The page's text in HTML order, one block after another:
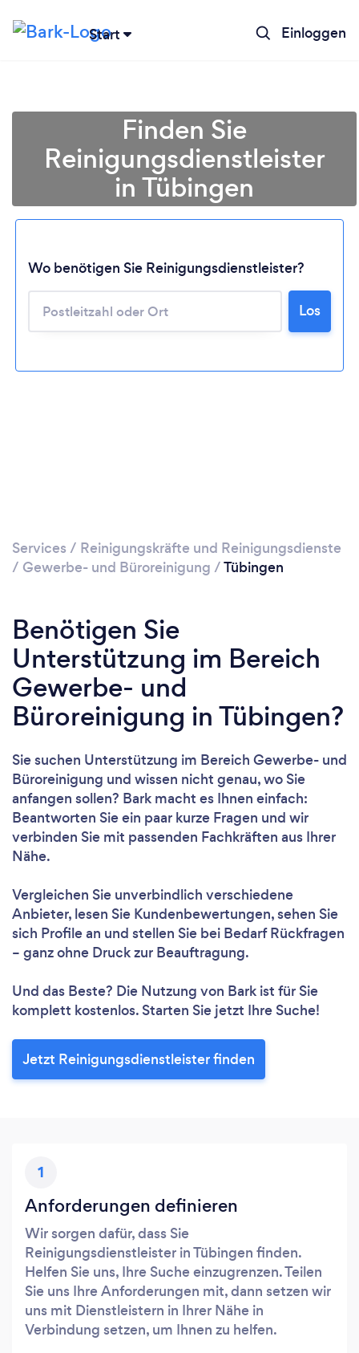
Start Einloggen
Lädt ...
Bitte warten ...
Finden Sie
Reinigungsdienstleister
in Tübingen
Wo benötigen Sie Reinigungsdienstleister?
Los
Services / Reinigungskräfte und Reinigungsdienste
/ Gewerbe- und Büroreinigung /Tübingen
Benötigen Sie
Unterstützung im Bereich
Gewerbe- und
Büroreinigung in Tübingen?
Sie suchen Unterstützung im Bereich Gewerbe- und
Büroreinigung und wissen nicht genau, wo Sie
anfangen sollen? Bark macht es Ihnen einfach:
Beantworten Sie ein paar kurze Fragen und wir
verbinden Sie mit passenden Fachkräften aus Ihrer
Nähe.
Vergleichen Sie unverbindlich verschiedene
Anbieter, lesen Sie Kundenbewertungen, sehen Sie
sich Profile an und stellen Sie bei Bedarf Rückfragen
– ganz ohne Druck zur Beauftragung.
Und das Beste? Die Nutzung von Bark ist für Sie
komplett kostenlos. Starten Sie jetzt Ihre Suche!
Jetzt Reinigungsdienstleister finden
1
Anforderungen definieren
Wir sorgen dafür, dass Sie
Reinigungsdienstleister in Tübingen finden.
Helfen Sie uns, Ihre Suche einzugrenzen. Teilen
Sie uns Ihre Anforderungen mit, dann setzen wir
uns mit Dienstleistern in Ihrer Nähe in
Verbindung setzen, um Ihnen zu helfen.